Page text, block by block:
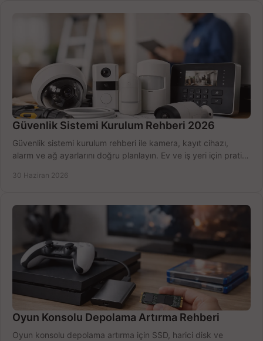
Güvenlik Sistemi Kurulum Rehberi 2026
Güvenlik sistemi kurulum rehberi ile kamera, kayıt cihazı,
alarm ve ağ ayarlarını doğru planlayın. Ev ve iş yeri için pratik
30 Haziran 2026
Oyun Konsolu Depolama Artırma Rehberi
Oyun konsolu depolama artırma için SSD, harici disk ve